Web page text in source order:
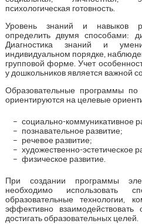
психологическая готовность.
Уровень знаний и навыков
определить двумя способами:
Диагностика знаний и
индивидуальном порядке,
групповой форме. Учет
у дошкольников является важной
Образовательные программы по
ориентируются на целевые
социально-коммуникативное
познавательное развитие;
речевое развитие;
художественно-эстетическое
физическое развитие.
При создании программы
необходимо использовать
образовательные технологии,
эффективно
достигать образовательных целей.